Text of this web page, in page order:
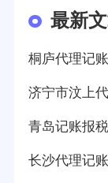
最新
桐庐代理记
济宁市汶上
青岛记账报
长沙代理记